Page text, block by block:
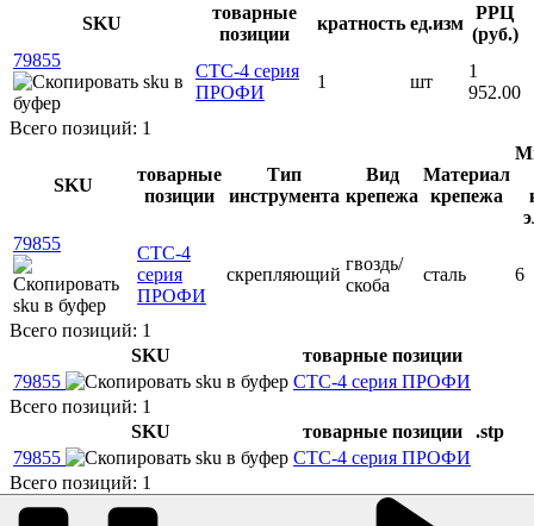
SKU
товарные
позиции
кратность ед.изм
РРЦ
(руб.)
79855
СТС-4 серия
ПРОФИ
1 шт
1
952.00
Всего позиций: 1
SKU
товарные
позиции
Тип
инструмента
Вид
крепежа
Материал
крепежа
79855
СТС-4
серия
ПРОФИ
скрепляющий
гвоздь/
скоба
сталь 6
Всего позиций: 1
SKU
товарные позиции
79855
СТС-4 серия ПРОФИ
Всего позиций: 1
SKU
товарные позиции
.stp
79855
СТС-4 серия ПРОФИ
Всего позиций: 1